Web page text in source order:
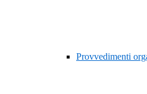
Provvedimenti